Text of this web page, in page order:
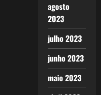
agosto
2023
julho 2023
junho 2023
maio 2023